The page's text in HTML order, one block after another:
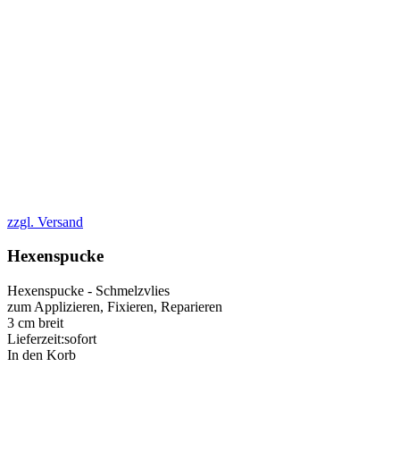
zzgl. Versand
Hexenspucke
Hexenspucke - Schmelzvlies
zum Applizieren, Fixieren, Reparieren
3 cm breit
Lieferzeit:sofort
In den Korb